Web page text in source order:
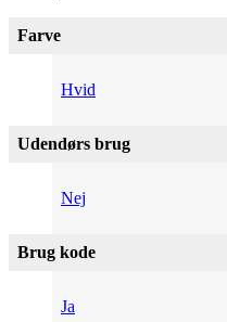
Farve
Hvid
Udendørs brug
Nej
Brug kode
Ja